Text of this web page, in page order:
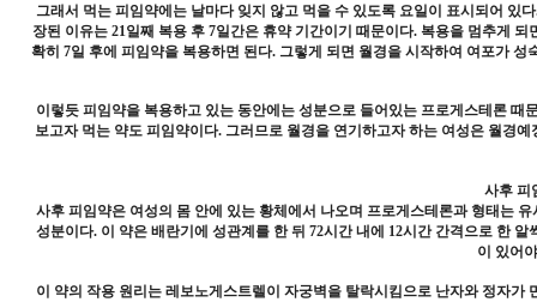
그래서 먹는 피임약에는 날마다 잊지 않고 먹을 수 있도록 요일이 표시되어 있
장된 이유는 21일째 복용 후 7일간은 휴약 기간이기 때문이다. 복용을 멈추게
확히 7일 후에 피임약을 복용하면 된다. 그렇게 되면 월경을 시작하여 여포가
이렇듯 피임약을 복용하고 있는 동안에는 성분으로 들어있는 프로게스테론
보고자 먹는 약도 피임약이다. 그러므로 월경을 연기하고자 하는 여성은 월경
사후 피
사후 피임약은 여성의 몸 안에 있는 황체에서 나오며 프로게스테론과 형태는
성분이다. 이 약은 배란기에 성관계를 한 뒤 72시간 내에 12시간 간격으로 한
이 있어
이 약의 작용 원리는 레보노게스트렐이 자궁벽을 탈락시킴으로 난자와 정자